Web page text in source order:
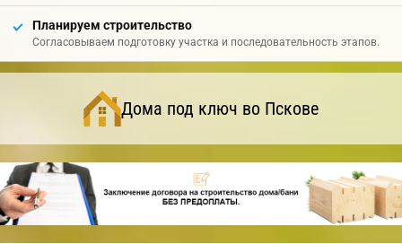
Планируем строительство
Согласовываем подготовку участка и последовательность этапов.
Дома под ключ во Пскове